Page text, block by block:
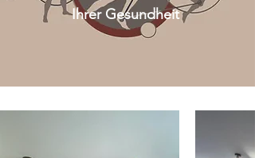
Ihrer Gesundheit